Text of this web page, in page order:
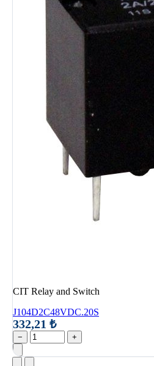
CIT Relay and Switch
J104D2C48VDC.20S
332,21 ₺
− +